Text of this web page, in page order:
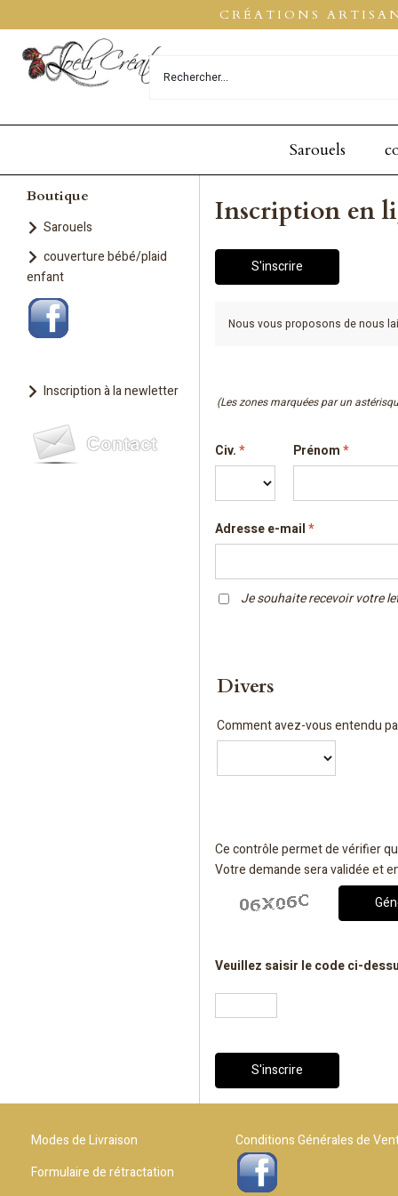
CRÉATIONS
Sarouels
Boutique
Sarouels
couverture bébé/plaid
enfant
Inscription à la newletter
Inscription en
S'inscrire
Nous vous proposons de nous
(Les zones marquées par un
Civ.* Prénom*
Adresse e-mail*
Je souhaite recevoir votre
Divers
Comment avez-vous entendu
Ce contrôle permet de vérifier
Votre demande sera validée et
Veuillez saisir le code ci-
S'inscrire
Modes de Livraison
Conditions Générales de
Formulaire de rétractation